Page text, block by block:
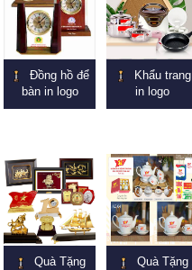
Đồng hồ để
bàn in logo
Khẩu trang
in logo
Quà Tặng
Quà Tặng